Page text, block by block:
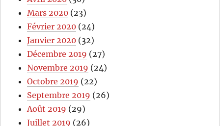
Mars 2020 (23)
Février 2020 (24)
Janvier 2020 (32)
Décembre 2019 (27)
Novembre 2019 (24)
Octobre 2019 (22)
Septembre 2019 (26)
Août 2019 (29)
Juillet 2019 (26)